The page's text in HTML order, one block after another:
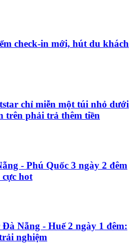
check-in mới, hút du khách
chỉ miễn một túi nhỏ dưới
trên phải trả thêm tiền
- Phú Quốc 3 ngày 2 đêm
hot
Nẵng - Huế 2 ngày 1 đêm:
nghiệm